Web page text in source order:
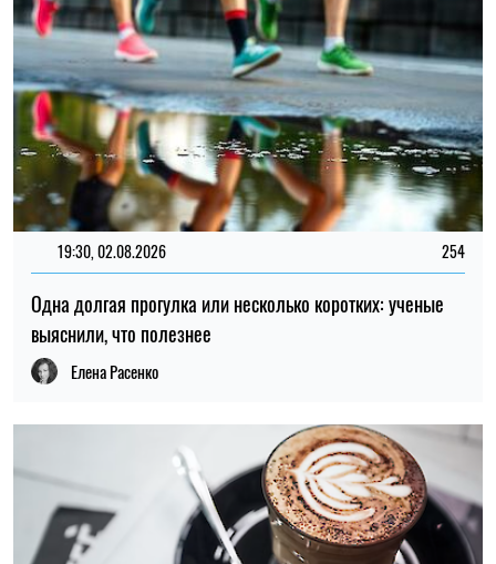
19:30, 02.08.2026 254
Одна долгая прогулка или несколько коротких: ученые
выяснили, что полезнее
Елена Расенко